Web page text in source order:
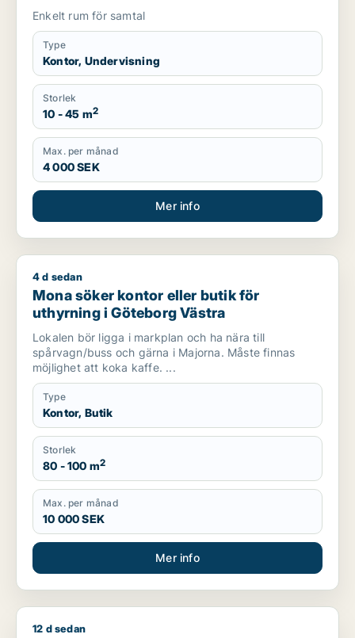
Enkelt rum för samtal
Type
Kontor, Undervisning
Storlek
10 - 45 m2
Max. per månad
4 000 SEK
Mer info
Mona söker kontor eller butik för uthyrning i Göteborg
4 d sedan
Mona söker kontor eller butik för
uthyrning i Göteborg Västra
Lokalen bör ligga i markplan och ha nära till
spårvagn/buss och gärna i Majorna. Måste finnas
möjlighet att koka kaffe. ...
Type
Kontor, Butik
Storlek
80 - 100 m2
Max. per månad
10 000 SEK
Mer info
Jag söker kontor, lager, industrilokal eller showroom för
12 d sedan